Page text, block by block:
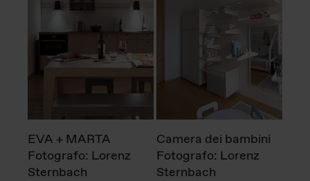
EVA + MARTA
Fotografo: Lorenz
Sternbach
Camera dei bambini
Fotografo: Lorenz
Sternbach